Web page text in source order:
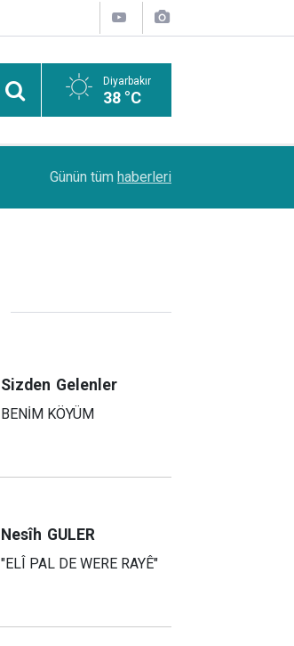
Diyarbakır
38 °C
Malatya'da freni boşalan kamyon TOKİ
Günün tüm haberleri
Sizden Gelenler
BENİM KÖYÜM
Nesîh GULER
"ELÎ PAL DE WERE RAYÊ"